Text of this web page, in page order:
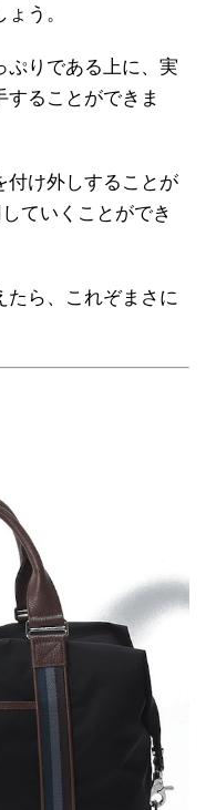
う。
ぷりである上に、実
ることができま
付け外しすることが
ていくことができ
たら、これぞまさに